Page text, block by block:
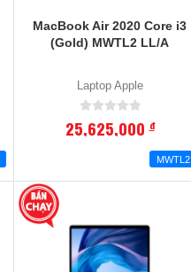
MacBook Air 2020 Core i3
(Gold) MWTL2 LL/A
Laptop Apple
25,625,000đ
MWTL2